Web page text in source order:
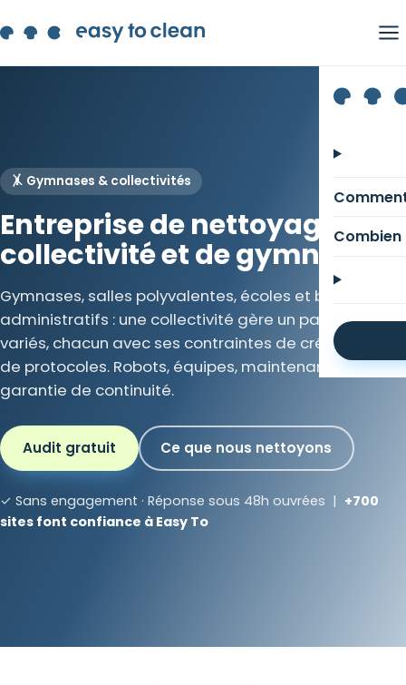
🤸 Gymnases & collectivités
Entreprise de nettoyage de
collectivité et de gymnase
Gymnases, salles polyvalentes, écoles et bâtiments
administratifs : une collectivité gère un parc de sites
variés, chacun avec ses contraintes de créneaux et
de protocoles. Robots, équipes, maintenance et
garantie de continuité.
Audit gratuit Ce que nous nettoyons
✓ Sans engagement · Réponse sous 48h ouvrées | +700
sites font confiance à Easy To